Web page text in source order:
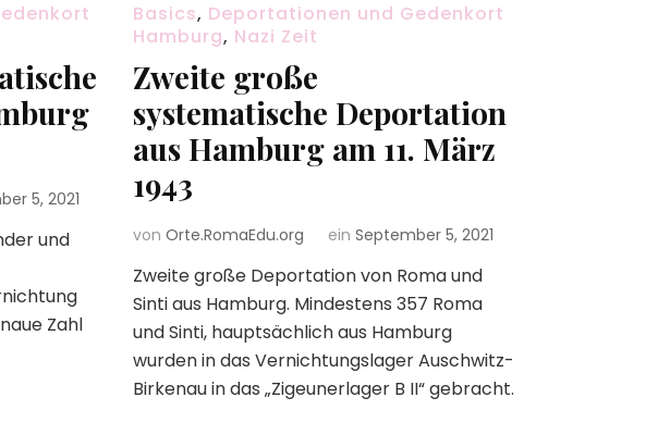
5, 2021
und
Zahl
Basics, Deportationen und Gedenkort
Hamburg, Nazi Zeit
Zweite große
systematische Deportation
aus Hamburg am 11. März
1943
von Orte.RomaEdu.org ein September 5, 2021
Zweite große Deportation von Roma und
Sinti aus Hamburg. Mindestens 357 Roma
und Sinti, hauptsächlich aus Hamburg
wurden in das Vernichtungslager Auschwitz-
Birkenau in das „Zigeunerlager B II“ gebracht.